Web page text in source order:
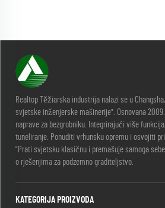
Realtop Těžiarska industrija nalazi se u
svjetske inženjerske mašinerije". Osnovana
naprave za bezgrobniku. Integrirajući više
tuneliranje. Ponuditi vrhunsku opremu i osvojiti
"Prati svjetsku klasičnu i premašuje samoga
o rješenjima za podzemno graditeljstvo.
KATEGORIJA PROIZVODA